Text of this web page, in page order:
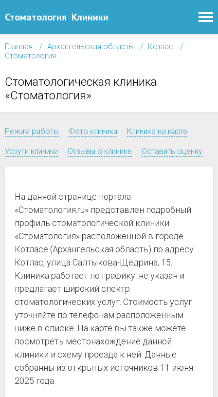
Стоматология Клиники
Главная Архангельская область
Котлас
Стоматология
Стоматологическая клиника
«Стоматология»
Режим работы Фото клиники Клиника на карте
Услуги клиники Отзывы о клинике Оставить оценку
На данной странице портала
«Стоматология.ru» представлен подробный
профиль стоматологической клиники
«Стоматология» расположенной в городе
Котласе (Архангельская область) по адресу
Котлас, улица Салтыкова-Щедрина, 15.
Клиника работает по графику: не указан и
предлагает широкий спектр
стоматологических услуг. Стоимость услуг
уточняйте по телефонам расположенным
ниже в списке. На карте вы также можете
посмотреть местонахождение данной
клиники и схему проезда к ней. Данные
собранны из открытых источников 11 июня
2025 года.